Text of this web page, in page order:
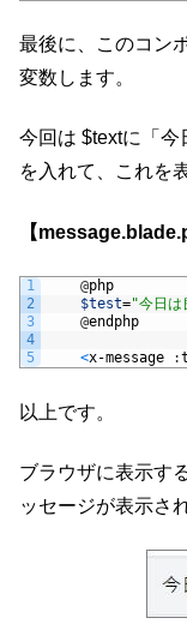
最後に、このコン
変数します。
今回は $textに「
を入れて、これを
【
1
2
3
4
5
@php
$test="今日は
@endphp
<x-message :
以上です。
ブラウザに表示す
ッセージが表示さ